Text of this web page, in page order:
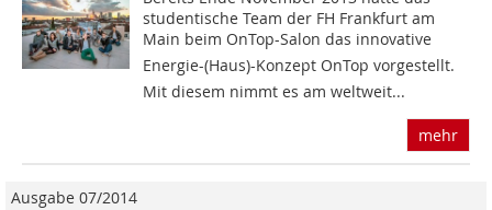
studentische Team der FH Frankfurt am
Main beim OnTop-Salon das innovative
Energie-(Haus)-Konzept OnTop vorgestellt.
Mit diesem nimmt es am weltweit...
mehr
Ausgabe 07/2014